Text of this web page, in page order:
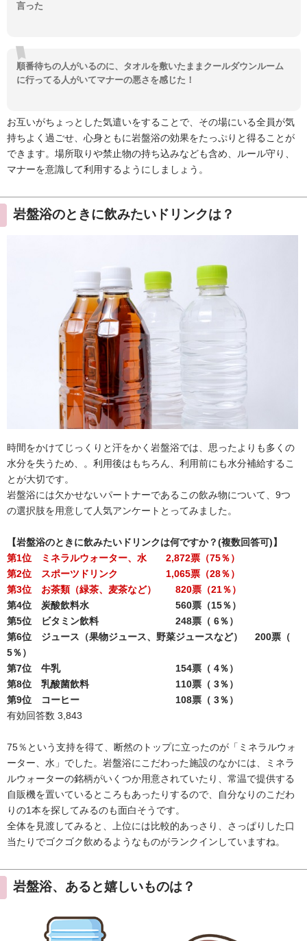
言った
順番待ちの人がいるのに、タオルを敷いたままクールダウンルーム
に行ってる人がいてマナーの悪さを感じた！
お互いがちょっとした気遣いをすることで、その場にいる全員が気
持ちよく過ごせ、心身ともに岩盤浴の効果をたっぷりと得ることが
できます。場所取りや禁止物の持ち込みなども含め、ルール守り、
マナーを意識して利用するようにしましょう。
岩盤浴のときに飲みたいドリンクは？
時間をかけてじっくりと汗をかく岩盤浴では、思ったよりも多くの
水分を失うため、。利用後はもちろん、利用前にも水分補給するこ
とが大切です。
岩盤浴には欠かせないパートナーであるこの飲み物について、9つ
の選択肢を用意して人気アンケートとってみました。
【岩盤浴のときに飲みたいドリンクは何ですか？(複数回答可)】
第1位 ミネラルウォーター、水 2,872票（75％）
第2位 スポーツドリンク 1,065票（28％）
第3位 お茶類（緑茶、麦茶など） 820票（21％）
第4位 炭酸飲料水 560票（15％）
第5位 ビタミン飲料 248票（ 6％）
第6位 ジュース（果物ジュース、野菜ジュースなど） 200票（
5％）
第7位 牛乳 154票（ 4％）
第8位 乳酸菌飲料 110票（ 3％）
第9位 コーヒー 108票（ 3％）
有効回答数 3,843
75％という支持を得て、断然のトップに立ったのが「ミネラルウォ
ーター、水」でした。岩盤浴にこだわった施設のなかには、ミネラ
ルウォーターの銘柄がいくつか用意されていたり、常温で提供する
自販機を置いているところもあったりするので、自分なりのこだわ
りの1本を探してみるのも面白そうです。
全体を見渡してみると、上位には比較的あっさり、さっぱりした口
当たりでゴクゴク飲めるようなものがランクインしていますね。
岩盤浴、あると嬉しいものは？